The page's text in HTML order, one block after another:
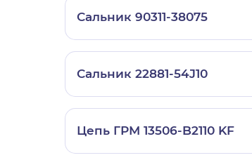
Сальник 90311-38075
Сальник 22881-54J10
Цепь ГРМ 13506-B2110 KF